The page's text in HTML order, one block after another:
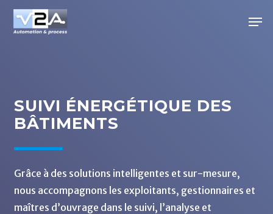
Skip
SUIVI ÉNERGÉTIQUE DES
BÂTIMENTS
Grâce à des solutions intelligentes et sur-mesure,
nous accompagnons les exploitants, gestionnaires et
maîtres d’ouvrage dans le suivi, l’analyse et